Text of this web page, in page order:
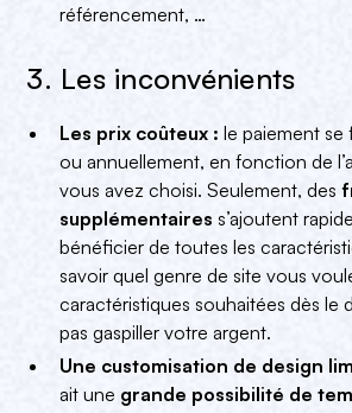
référencement, …
3. Les inconvénients
Les prix coûteux : le paiement se
ou annuellement, en fonction de
vous avez choisi. Seulement, des
supplémentaires s’ajoutent
bénéficier de toutes les
savoir quel genre de site vous
caractéristiques souhaitées dès le
pas gaspiller votre argent.
Une customisation de design
ait une grande possibilité de